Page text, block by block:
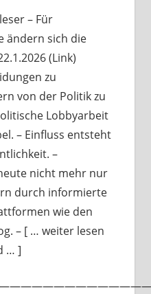
– Für
ändern sich die
(Link)
zu
von der Politik zu
Lobbyarbeit
– Einfluss entsteht
–
nicht mehr nur
durch informierte
wie den
– [ … weiter lesen
… ]